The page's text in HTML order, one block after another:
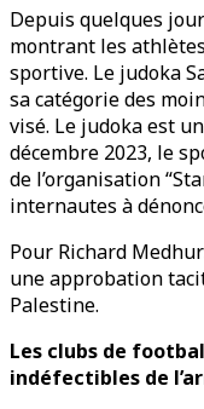
Depuis quelques
montrant les
sportive. Le judoka
sa catégorie des
visé. Le judoka est
décembre 2023, le
de l’organisation
internautes à
Pour Richard
une approbation
Palestine.
Les clubs de
indéfectibles de